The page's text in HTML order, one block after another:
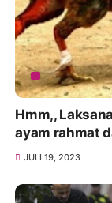
Hmm,,
ayam rahmat
JULI 19, 2023